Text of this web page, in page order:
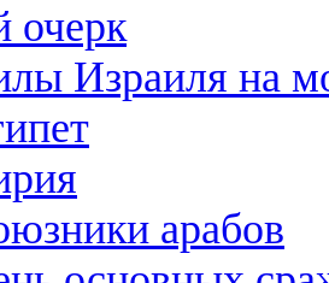
Израиля на
арабов